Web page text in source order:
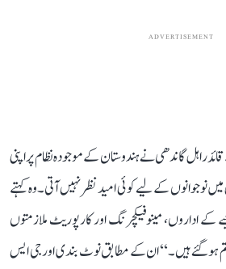
ADVERTISEMENT
راہل گاندھی نے ہندوستان کے موجودہ نظام پر اپنی
نوجوانوں کے لیے کوئی امید نظر نہیں آتی۔ وہ کہتے
اداروں، مینوفیکچرنگ اور کارپوریٹ ملازمتوں
ہو گئے ہیں۔‘‘ ان کے مطابق نوٹ بندی اور جی ایس